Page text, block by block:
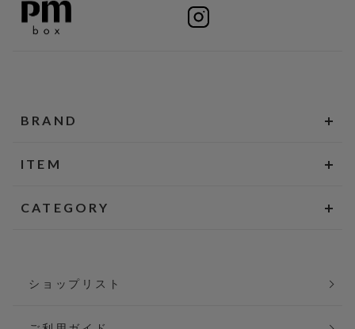
BRAND
ITEM
CATEGORY
ショップリスト